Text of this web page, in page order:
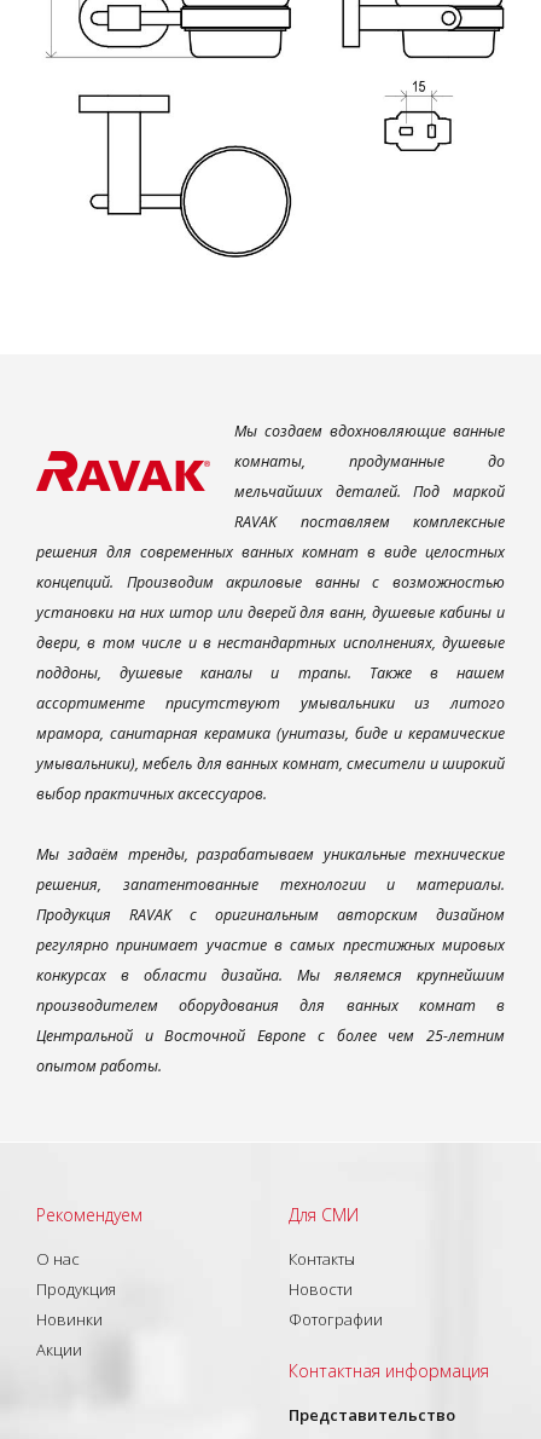
Мы создаем вдохновляющие ванные
комнаты, продуманные до
мельчайших деталей. Под маркой
RAVAK поставляем комплексные
решения для современных ванных комнат в виде целостных
концепций. Производим акриловые ванны с возможностью
установки на них штор или дверей для ванн, душевые кабины и
двери, в том числе и в нестандартных исполнениях, душевые
поддоны, душевые каналы и трапы. Также в нашем
ассортименте присутствуют умывальники из литого
мрамора, санитарная керамика (унитазы, биде и керамические
умывальники), мебель для ванных комнат, смесители и широкий
выбор практичных аксессуаров.
Мы задаём тренды, разрабатываем уникальные технические
решения, запатентованные технологии и материалы.
Продукция RAVAK с оригинальным авторским дизайном
регулярно принимает участие в самых престижных мировых
конкурсах в области дизайна. Мы являемся крупнейшим
производителем оборудования для ванных комнат в
Центральной и Восточной Европе с более чем 25-летним
опытом работы.
Рекомендуем
О нас
Продукция
Новинки
Акции
Для СМИ
Контакты
Новости
Фотографии
Контактная информация
Представительство